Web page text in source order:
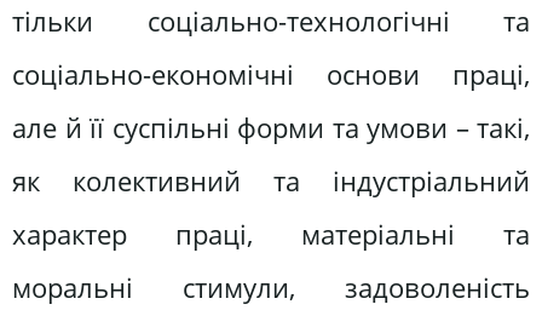
тільки соціально-технологічні та
соціально-економічні основи праці,
але й її суспільні форми та умови – такі,
як колективний та індустріальний
характер праці, матеріальні та
моральні стимули, задоволеність